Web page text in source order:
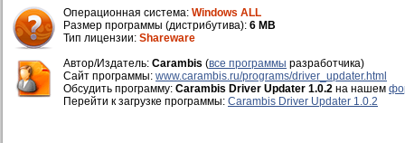
Операционная система: Windows ALL
Размер программы (дистрибутива): 6 MB
Тип лицензии: Shareware
Автор/Издатель: Carambis (все программы разработчика)
Cайт программы: www.carambis.ru/programs/driver_updater.html
Обсудить программу: Carambis Driver Updater 1.0.2 на нашем
Перейти к загрузке программы: Carambis Driver Updater 1.0.2